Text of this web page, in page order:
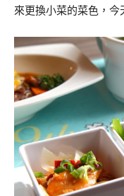
來更換小菜的菜色，